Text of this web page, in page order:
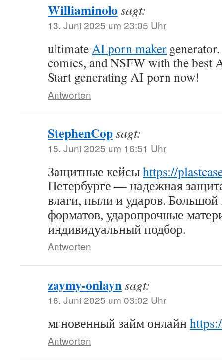
Williaminolo sagt:
13. Juni 2025 um 23:05 Uhr
ultimateAI porn maker
comics, and NSFW with the best
Start generating AI porn now!
Antworten
StephenCopsagt:
15. Juni 2025 um 16:51 Uhr
Защитные кейсыhttps://
Петербурге — надежная
влаги, пыли и ударов.
форматов, ударопрочные
индивидуальный подбор.
Antworten
zaymy-onlaynsagt:
16. Juni 2025 um 03:02 Uhr
мгновенный займ онлайн
Antworten